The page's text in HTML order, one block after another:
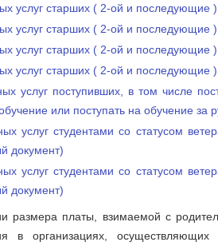
услуг старших ( 2-ой и последующие
услуг старших ( 2-ой и последующие
услуг старших ( 2-ой и
услуг старших ( 2-ой и
услуг поступивших, в том числе
или поступать на обучение за
услуг студентами со статусом
документ)
услуг студентами со статусом
документ)
размера платы, взимаемой с
в организациях,